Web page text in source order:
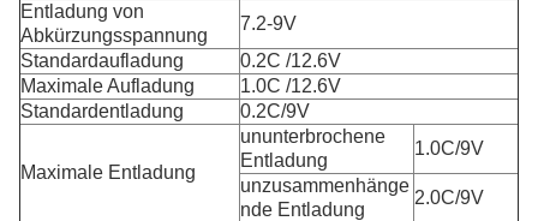
Entladung von
Abkürzungsspannung
7.2-9V
Standardaufladung
0.2C /12.6V
Maximale Aufladung
1.0C /12.6V
Standardentladung
0.2C/9V
Maximale Entladung
ununterbrochene
Entladung
1.0C/9V
unzusammenhänge
nde Entladung
2.0C/9V